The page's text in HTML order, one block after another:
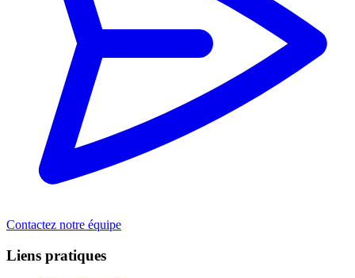
Contactez notre équipe
Liens pratiques